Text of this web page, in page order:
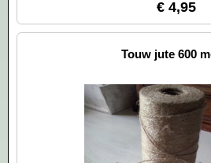
€ 4,95
Touw jute 600